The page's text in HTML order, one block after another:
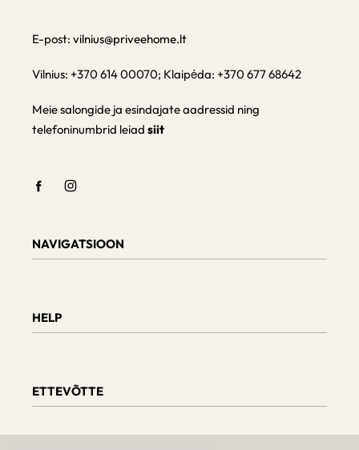
E-post: vilnius@priveehome.lt
Vilnius: +370 614 00070; Klaipėda: +370 677 68642
Meie salongide ja esindajate aadressid ning
telefoninumbrid leiad siit
NAVIGATSIOON
Cart
HELP
Tellimuse staatus
Arvustused
ETTEVÕTTE
Meie kohta